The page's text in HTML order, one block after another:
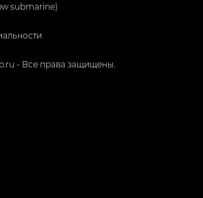
submarine)
- Все права защищены.